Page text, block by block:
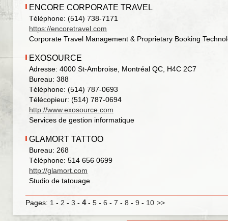
ENCORE CORPORATE TRAVEL
Téléphone: (514) 738-7171
https://encoretravel.com
Corporate Travel Management & Proprietary Booking
EXOSOURCE
Adresse: 4000 St-Ambroise, Montréal QC, H4C 2C7
Bureau: 388
Téléphone: (514) 787-0693
Télécopieur: (514) 787-0694
http://www.exosource.com
Services de gestion informatique
GLAMORT TATTOO
Bureau: 268
Téléphone: 514 656 0699
http://glamort.com
Studio de tatouage
Pages: 1 - 2 - 3 - 4- 5 - 6 - 7 - 8 - 9 - 10 >>